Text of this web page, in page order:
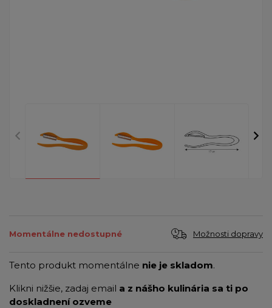
Momentálne nedostupné Možnosti dopravy
Tento produkt momentálne nie je skladom.
Klikni nižšie, zadaj email a z nášho kulinária sa ti po
doskladnení ozveme